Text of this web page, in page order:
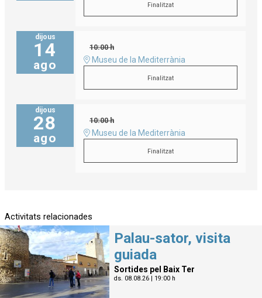
Finalitzat
dijous
14
ago
10:00 h
Museu de la Mediterrània
Finalitzat
dijous
28
ago
10:00 h
Museu de la Mediterrània
Finalitzat
Activitats relacionades
Palau-sator, visita
guiada
Sortides pel Baix Ter
ds. 08.08.26| 19:00 h